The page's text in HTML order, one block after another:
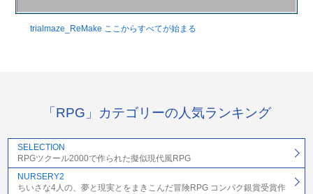
trialmaze_ReMake ここからすべてが始まる
「RPG」カテゴリーの人気ランキング
SELECTION
RPGツクール2000で作られた擬似現代風RPG
NURSERY2
ちいさな4人の、夢と現実とをまきこんだ冒険RPG コンパク銀賞受賞作